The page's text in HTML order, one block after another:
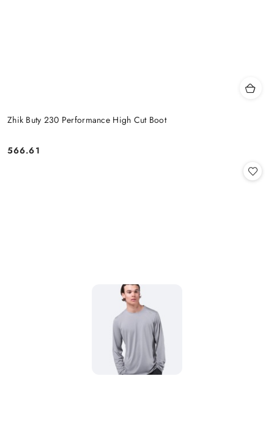
Zhik Buty 230 Performance High Cut Boot
Cena:
566.61